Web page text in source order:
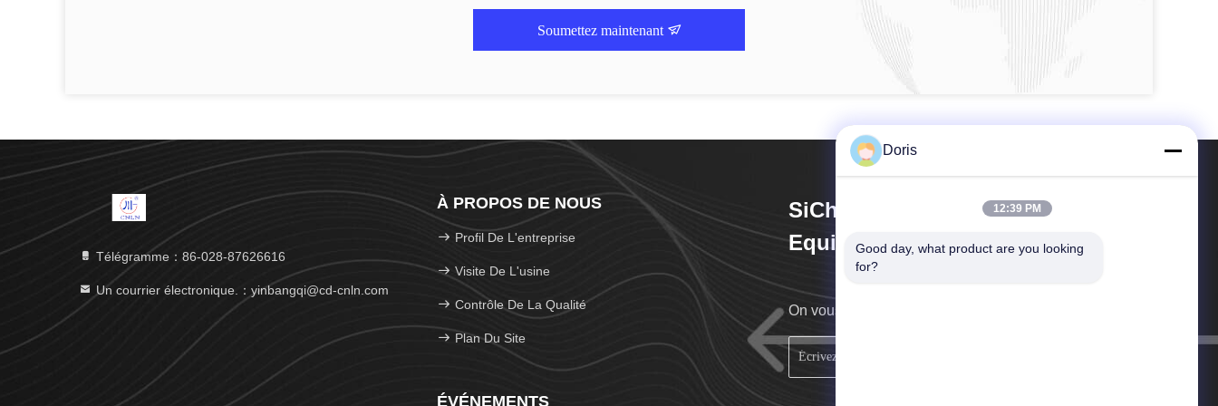
Soumettez maintenant
Télégramme：86-028-87626616
Un courrier électronique.：yinbangqi@cd-cnln.com
À PROPOS DE NOUS
Profil De L'entreprise
Visite De L'usine
Contrôle De La Qualité
Plan Du Site
ÉVÉNEMENTS
SiChuan Liangchuan Mechanical
Equipment Co.,Ltd
On vous rappellera au plus vite.
Doris
12:39 PM
Good day, what product are you looking
for?